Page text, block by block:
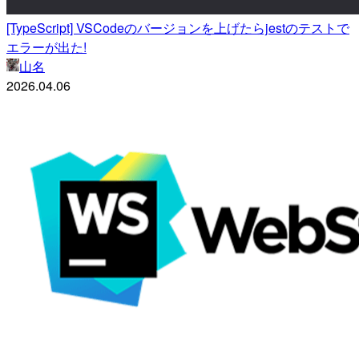
[TypeScript] VSCodeのバージョンを上げたらjestのテストで
エラーが出た!
山名
2026.04.06